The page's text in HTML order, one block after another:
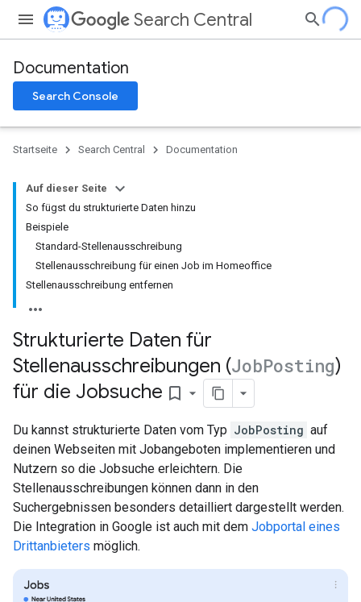
Search Central
Documentation
Search Console
Startseite Search Central Documentation
Auf dieser Seite
So fügst du strukturierte Daten hinzu
Beispiele
Standard-Stellenausschreibung
Stellenausschreibung für einen Job im Homeoffice
Stellenausschreibung entfernen
Strukturierte Daten für
Stellenausschreibungen (JobPosting)
für die Jobsuche bookmark_border
Du kannst strukturierte Daten vom Typ JobPosting auf
deinen Webseiten mit Jobangeboten implementieren und
Nutzern so die Jobsuche erleichtern. Die
Stellenausschreibungen können dann in den
Suchergebnissen besonders detailliert dargestellt werden.
Die Integration in Google ist auch mit dem Jobportal eines
Drittanbieters möglich.